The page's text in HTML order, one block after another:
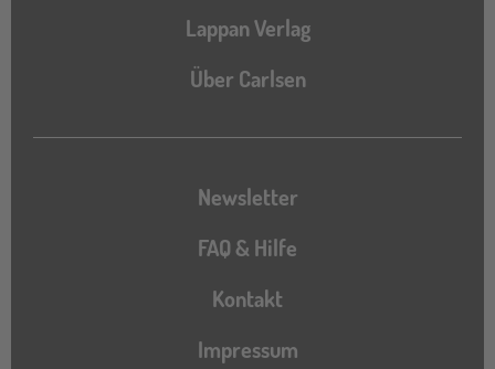
Lappan Verlag
Über Carlsen
Newsletter
FAQ & Hilfe
Kontakt
Impressum